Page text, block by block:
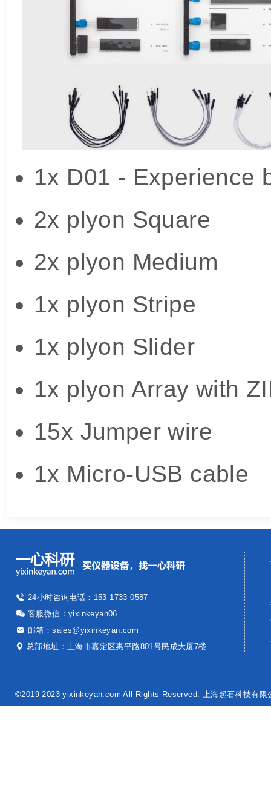
1x D01 - Experience
2x plyon Square
2x plyon Medium
1x plyon Stripe
1x plyon Slider
1x plyon Array with
15x Jumper wire
1x Micro-USB cable
24小时咨询电话： 153 1733 0587
客服微信： yixinkeyan06
邮箱：sales@yixinkeyan.com
总部地址：上海市嘉定区惠平路801号民成大厦7楼
©2019-2023 yixinkeyan.com All Rights Reserved. 上海起石科技有限